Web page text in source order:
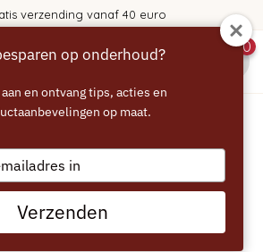
verzending vanaf 40 euro
0
van 3 waterfilters
F088
op onderhoud?
en ontvang tips, acties en
op maat.
Verzenden